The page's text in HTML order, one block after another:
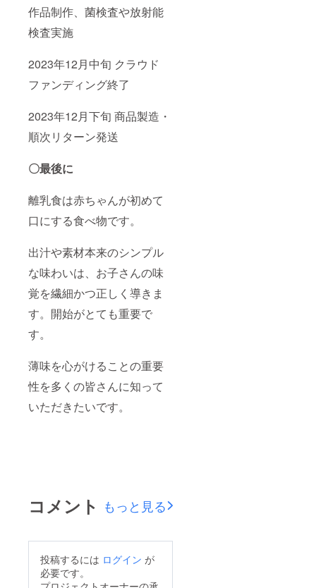
作品制作、菌検査や放射能
検査実施
2023年12月中旬 クラウド
ファンディング終了
2023年12月下旬 商品製造・
順次リターン発送
〇最後に
離乳食は赤ちゃんが初めて
口にする食べ物です。
出汁や素材本来のシンプル
な味わいは、お⼦さんの味
覚を繊細かつ正しく導きま
す。開始がとても重要で
す。
薄味を心がけることの重要
性を多くの皆さんに知って
いただきたいです。
コメント もっと見る
投稿するには ログイン が
必要です。